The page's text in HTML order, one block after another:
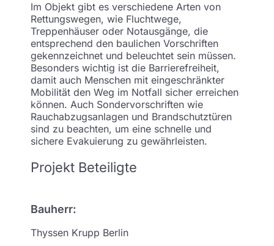
Im Objekt gibt es verschiedene Arten von
Rettungswegen, wie Fluchtwege,
Treppenhäuser oder Notausgänge, die
entsprechend den baulichen Vorschriften
gekennzeichnet und beleuchtet sein müssen.
Besonders wichtig ist die Barrierefreiheit,
damit auch Menschen mit eingeschränkter
Mobilität den Weg im Notfall sicher erreichen
können. Auch Sondervorschriften wie
Rauchabzugsanlagen und Brandschutztüren
sind zu beachten, um eine schnelle und
sichere Evakuierung zu gewährleisten.
Projekt Beteiligte
Bauherr:
Thyssen Krupp Berlin